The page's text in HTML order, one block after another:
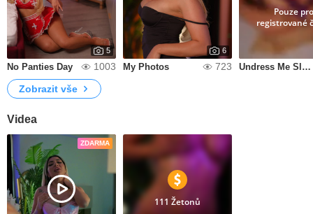
5
No Panties Day 1003
6
My Photos 723
Pouze pro
registrované
Undress Me Slowly
Zobrazit vše
Videa
ZDARMA
111 Žetonů